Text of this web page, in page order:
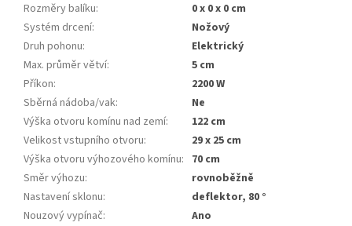
Rozměry balíku:
0 x 0 x 0 cm
Systém drcení:
Nožový
Druh pohonu:
Elektrický
Max. průměr větví:
5 cm
Příkon:
2200 W
Sběrná nádoba/vak:
Ne
Výška otvoru komínu nad zemí:
122 cm
Velikost vstupního otvoru:
29 x 25 cm
Výška otvoru výhozového komínu: 70 cm
Směr výhozu:
rovnoběžně
Nastavení sklonu:
deflektor, 80 °
Nouzový vypínač:
Ano